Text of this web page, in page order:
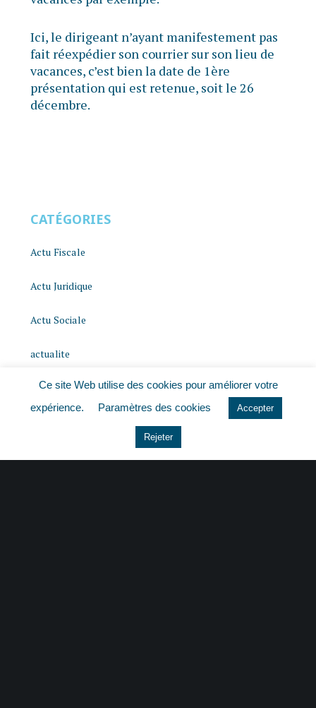
Ici, le dirigeant n’ayant manifestement pas
fait réexpédier son courrier sur son lieu de
vacances, c’est bien la date de 1ère
présentation qui est retenue, soit le 26
décembre.
CATÉGORIES
Actu Fiscale
Actu Juridique
Actu Sociale
actualite
histoire
Ce site Web utilise des cookies pour améliorer votre
expérience.
Paramètres des cookies Accepter
Rejeter